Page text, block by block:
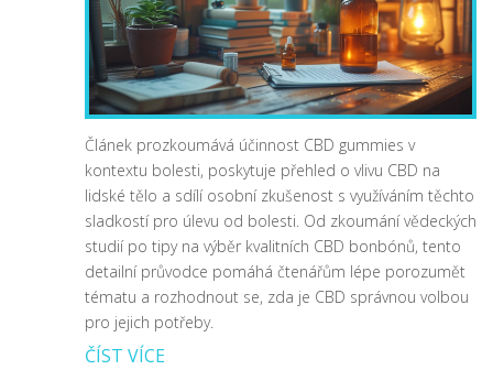
Článek prozkoumává účinnost CBD gummies v
kontextu bolesti, poskytuje přehled o vlivu CBD na
lidské tělo a sdílí osobní zkušenost s využíváním těchto
sladkostí pro úlevu od bolesti. Od zkoumání vědeckých
studií po tipy na výběr kvalitních CBD bonbónů, tento
detailní průvodce pomáhá čtenářům lépe porozumět
tématu a rozhodnout se, zda je CBD správnou volbou
pro jejich potřeby.
ČÍST VÍCE